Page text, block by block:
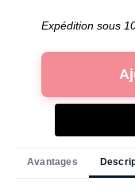
Expédition sous
Avantages